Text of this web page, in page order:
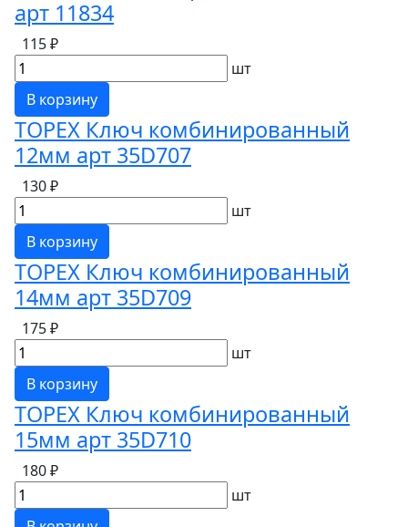
арт 11834
115 ₽
шт
В корзину
TOPEX Ключ комбинированный
12мм арт 35D707
130 ₽
шт
В корзину
TOPEX Ключ комбинированный
14мм арт 35D709
175 ₽
шт
В корзину
TOPEX Ключ комбинированный
15мм арт 35D710
180 ₽
шт